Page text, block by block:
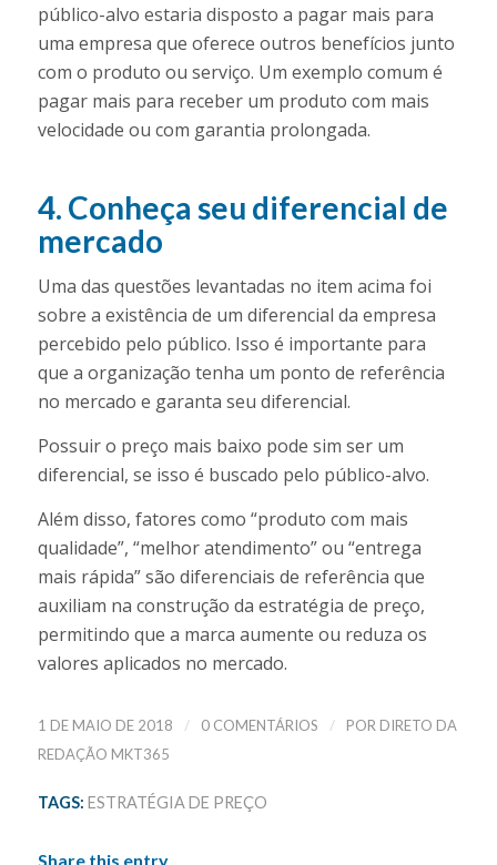
público-alvo estaria disposto a pagar mais para
uma empresa que oferece outros benefícios junto
com o produto ou serviço. Um exemplo comum é
pagar mais para receber um produto com mais
velocidade ou com garantia prolongada.
4. Conheça seu diferencial de
mercado
Uma das questões levantadas no item acima foi
sobre a existência de um diferencial da empresa
percebido pelo público. Isso é importante para
que a organização tenha um ponto de referência
no mercado e garanta seu diferencial.
Possuir o preço mais baixo pode sim ser um
diferencial, se isso é buscado pelo público-alvo.
Além disso, fatores como “produto com mais
qualidade”, “melhor atendimento” ou “entrega
mais rápida” são diferenciais de referência que
auxiliam na construção da estratégia de preço,
permitindo que a marca aumente ou reduza os
valores aplicados no mercado.​
1 DE MAIO DE 2018 / 0 COMENTÁRIOS / POR DIRETO DA
REDAÇÃO MKT365
TAGS: ESTRATÉGIA DE PREÇO
Share this entry